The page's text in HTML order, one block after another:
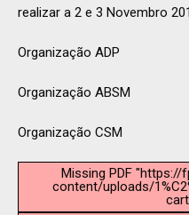
realizar a 2 e 3 Novembro
Organização ADP
Organização ABSM
Organização CSM
Missing PDF
content/uploads/